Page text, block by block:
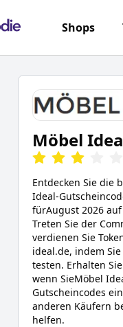
Shops
Möbel
Entdecken Sie die
Ideal-
fürAugust 2026 auf
Treten Sie der
verdienen Sie
ideal.de, indem
testen. Erhalten
wenn SieMöbel
Gutscheincodes
anderen Käufern
helfen.